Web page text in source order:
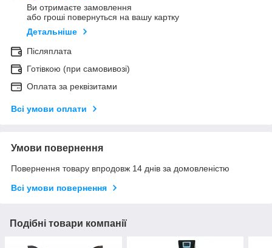
Ви отримаєте замовлення
або гроші повернуться на вашу картку
Детальніше
Післяплата
Готівкою (при самовивозі)
Оплата за реквізитами
Всі умови оплати
Умови повернення
Повернення товару впродовж 14 днів за домовленістю
Всі умови повернення
Подібні товари компанії